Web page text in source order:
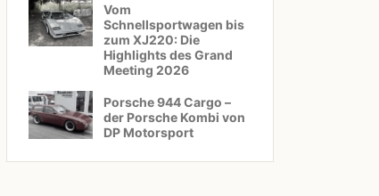
Vom
Schnellsportwagen bis
zum XJ220: Die
Highlights des Grand
Meeting 2026
Porsche 944 Cargo –
der Porsche Kombi von
DP Motorsport